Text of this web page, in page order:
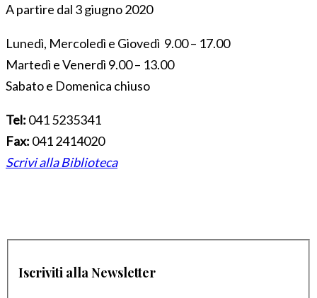
A partire dal 3 giugno 2020
Lunedì, Mercoledì e Giovedì 9.00 – 17.00
Martedì e Venerdì 9.00 – 13.00
Sabato e Domenica chiuso
Tel: 041 5235341
Fax: 041 2414020
Scrivi alla Biblioteca
Iscriviti alla Newsletter